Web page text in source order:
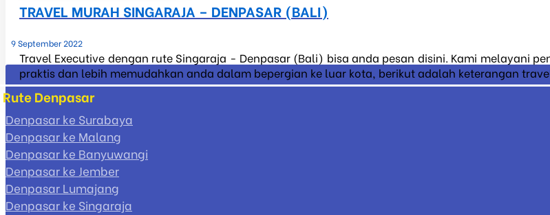
TRAVEL MURAH SINGARAJA – DENPASAR (BALI)
9 September 2022
Travel Executive dengan rute Singaraja - Denpasar (Bali) bisa anda pesan disini. Kami melayani
praktis dan lebih memudahkan anda dalam bepergian ke luar kota, berikut adalah keterangan
Rute Denpasar
Denpasar ke Surabaya
Denpasar ke Malang
Denpasar ke Banyuwangi
Denpasar ke Jember
Denpasar Lumajang
Denpasar ke Singaraja